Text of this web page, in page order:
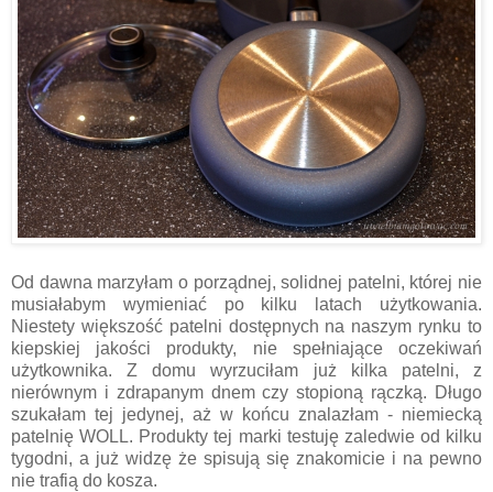
Od dawna marzyłam o porządnej, solidnej patelni, której nie
musiałabym wymieniać po kilku latach użytkowania.
Niestety większość patelni dostępnych na naszym rynku to
kiepskiej jakości produkty, nie spełniające oczekiwań
użytkownika.Z domu wyrzuciłam już kilka patelni, z
nierównym i zdrapanym dnem czy stopioną rączką. Długo
szukałam tej jedynej, aż w końcu znalazłam - niemiecką
patelnię WOLL. Produkty tej marki testuję zaledwie od kilku
tygodni, a już widzę że spisują się znakomicie i na pewno
nie trafią do kosza.